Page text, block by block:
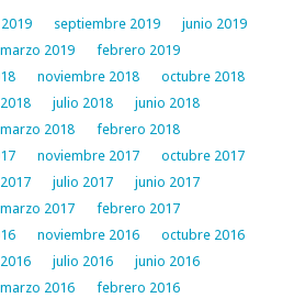
septiembre 2019
junio 2019
marzo 2019
febrero 2019
noviembre 2018
octubre 2018
julio 2018
junio 2018
marzo 2018
febrero 2018
noviembre 2017
octubre 2017
julio 2017
junio 2017
marzo 2017
febrero 2017
noviembre 2016
octubre 2016
julio 2016
junio 2016
marzo 2016
febrero 2016